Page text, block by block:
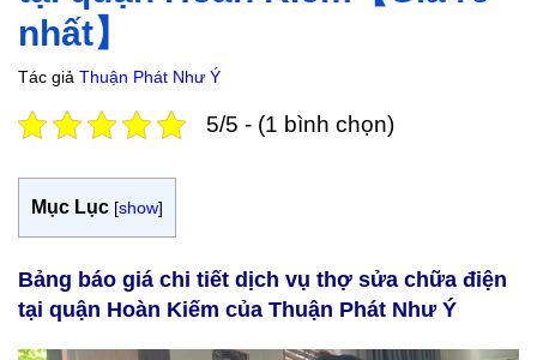
nhất】
Tác giả Thuận Phát Như Ý
5/5 - (1 bình chọn)
Mục Lục [show]
Bảng báo giá chi tiết dịch vụ thợ sửa chữa điện
tại quận Hoàn Kiếm của Thuận Phát Như Ý